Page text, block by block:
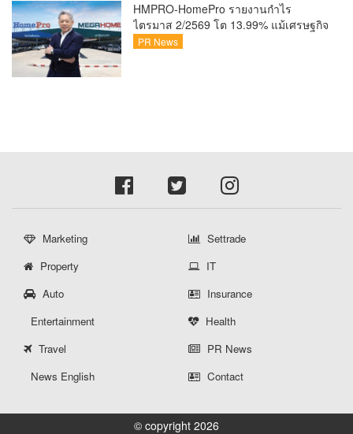
HMPRO-HomePro รายงานกำไร
ไตรมาส 2/2569 โต 13.99% แม้เศรษฐกิจ
ผันผวนเดินหน้าขยายสาขา เสริมพอร์ต
PR News
Marketing
Settrade
Property
IT
Auto
Insurance
Entertainment
Health
Travel
PR News
News English
Contact
© copyright 2026